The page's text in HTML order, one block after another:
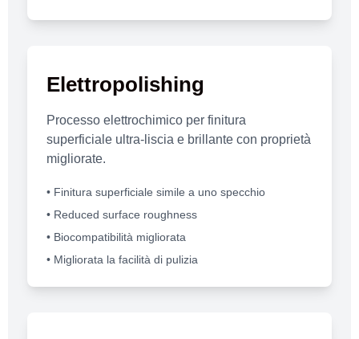
Elettropolishing
Processo elettrochimico per finitura
superficiale ultra-liscia e brillante con proprietà
migliorate.
• Finitura superficiale simile a uno specchio
• Reduced surface roughness
• Biocompatibilità migliorata
• Migliorata la facilità di pulizia